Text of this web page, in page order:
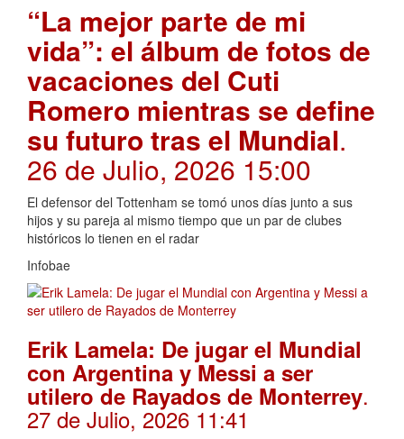
“La mejor parte de mi
vida”: el álbum de fotos de
vacaciones del Cuti
Romero mientras se define
su futuro tras el Mundial.
26 de Julio, 2026 15:00
El defensor del Tottenham se tomó unos días junto a sus
hijos y su pareja al mismo tiempo que un par de clubes
históricos lo tienen en el radar
Infobae
Erik Lamela: De jugar el Mundial
con Argentina y Messi a ser
utilero de Rayados de Monterrey.
27 de Julio, 2026 11:41